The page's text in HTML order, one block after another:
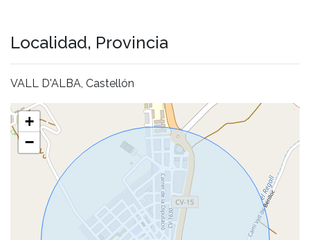
Localidad, Provincia
VALL D'ALBA, Castellón
+
−